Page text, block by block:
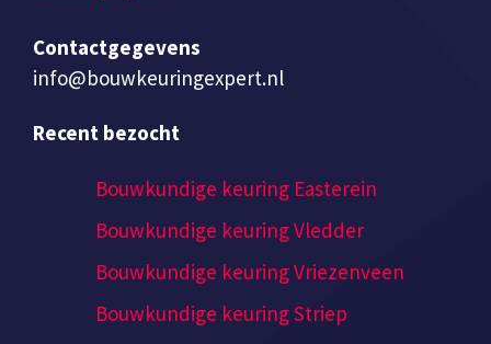
Contactgegevens
info@bouwkeuringexpert.nl
Recent bezocht
Bouwkundige keuring Easterein
Bouwkundige keuring Vledder
Bouwkundige keuring Vriezenveen
Bouwkundige keuring Striep